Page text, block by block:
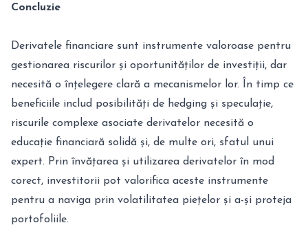
Concluzie
Derivatele financiare sunt instrumente valoroase pentru
gestionarea riscurilor și oportunităților de investiții, dar
necesită o înțelegere clară a mecanismelor lor. În timp ce
beneficiile includ posibilități de hedging și speculație,
riscurile complexe asociate derivatelor necesită o
educație financiară solidă și, de multe ori, sfatul unui
expert. Prin învățarea și utilizarea derivatelor în mod
corect, investitorii pot valorifica aceste instrumente
pentru a naviga prin volatilitatea piețelor și a-și proteja
portofoliile.